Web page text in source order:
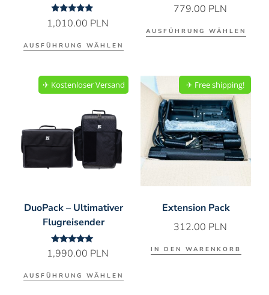
Bewertet
mit
von 5
1,010.00 PLN
AUSFÜHRUNG WÄHLEN
Bewertet
mit
von 5
779.00 PLN
AUSFÜHRUNG WÄHLEN
✈︎ Kostenloser Versand
DuoPack – Ultimativer
Flugreisender
Bewertet
mit
von 5
1,990.00 PLN
AUSFÜHRUNG WÄHLEN
✈︎ Free shipping!
Extension Pack
312.00 PLN
IN DEN WARENKORB